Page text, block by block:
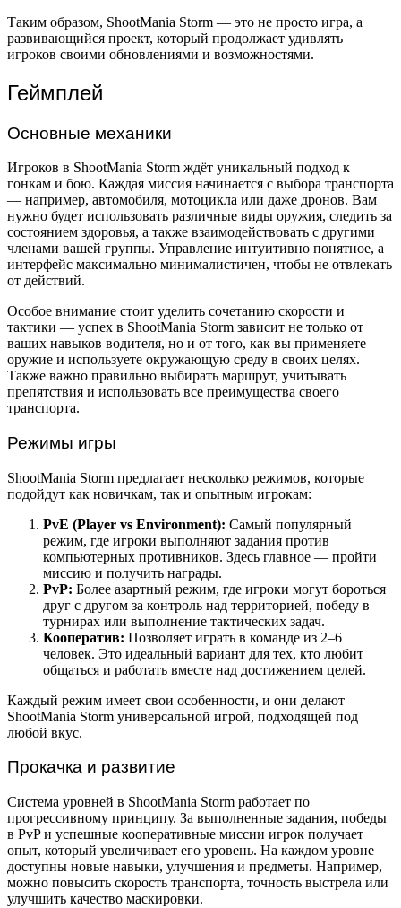
Таким образом, ShootMania Storm — это не просто игра, а
развивающийся проект, который продолжает удивлять
игроков своими обновлениями и возможностями.
Геймплей
Основные механики
Игроков в ShootMania Storm ждёт уникальный подход к
гонкам и бою. Каждая миссия начинается с выбора транспорта
— например, автомобиля, мотоцикла или даже дронов. Вам
нужно будет использовать различные виды оружия, следить за
состоянием здоровья, а также взаимодействовать с другими
членами вашей группы. Управление интуитивно понятное, а
интерфейс максимально минималистичен, чтобы не отвлекать
от действий.
Особое внимание стоит уделить сочетанию скорости и
тактики — успех в ShootMania Storm зависит не только от
ваших навыков водителя, но и от того, как вы применяете
оружие и используете окружающую среду в своих целях.
Также важно правильно выбирать маршрут, учитывать
препятствия и использовать все преимущества своего
транспорта.
Режимы игры
ShootMania Storm предлагает несколько режимов, которые
подойдут как новичкам, так и опытным игрокам:
PvE (Player vs Environment): Самый популярный
режим, где игроки выполняют задания против
компьютерных противников. Здесь главное — пройти
миссию и получить награды.
PvP: Более азартный режим, где игроки могут бороться
друг с другом за контроль над территорией, победу в
турнирах или выполнение тактических задач.
Кооператив: Позволяет играть в команде из 2–6
человек. Это идеальный вариант для тех, кто любит
общаться и работать вместе над достижением целей.
Каждый режим имеет свои особенности, и они делают
ShootMania Storm универсальной игрой, подходящей под
любой вкус.
Прокачка и развитие
Система уровней в ShootMania Storm работает по
прогрессивному принципу. За выполненные задания, победы
в PvP и успешные кооперативные миссии игрок получает
опыт, который увеличивает его уровень. На каждом уровне
доступны новые навыки, улучшения и предметы. Например,
можно повысить скорость транспорта, точность выстрела или
улучшить качество маскировки.